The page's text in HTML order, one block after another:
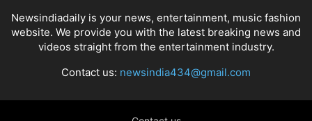
Newsindiadaily is your news, entertainment, music fashion
website. We provide you with the latest breaking news and
videos straight from the entertainment industry.
Contact us: newsindia434@gmail.com